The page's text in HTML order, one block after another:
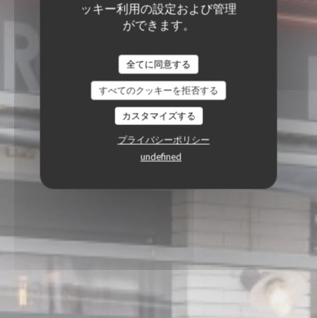
ッキー利用の設定および管理
ができます。
全てに同意する
すべてのクッキーを拒否する
カスタマイズする
プライバシーポリシー
undefined